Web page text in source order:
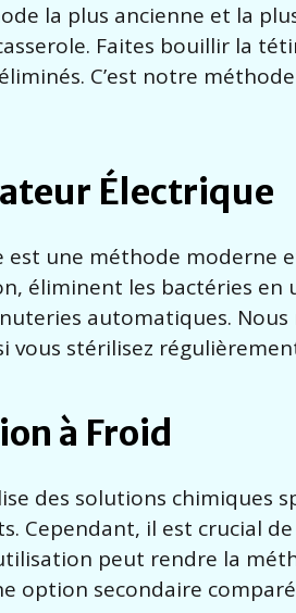
la plus ancienne et la
Faites bouillir la
C’est notre
Électrique
est une méthode moderne
éliminent les bactéries en
automatiques.
stérilisez
à Froid
des solutions chimiques
Cependant, il est crucial
peut rendre la
option secondaire